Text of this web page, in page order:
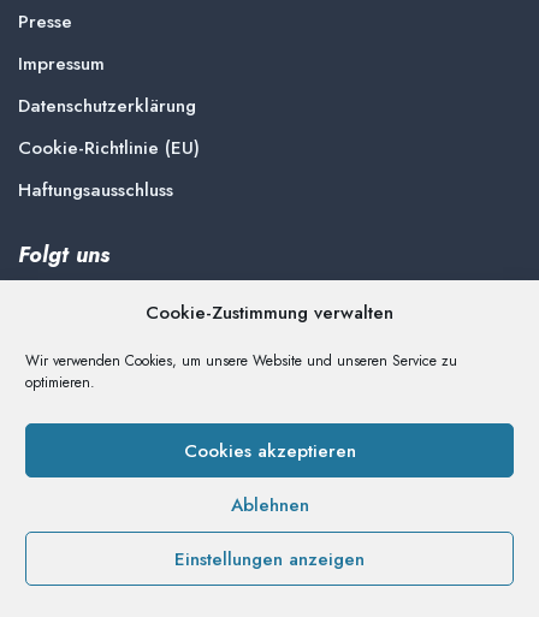
Cookie-Zustimmung verwalten
Wir verwenden Cookies, um unsere Website und unseren Service zu
optimieren.
Cookies akzeptieren
Ablehnen
Einstellungen anzeigen
Presse
Impressum
Datenschutzerklärung
Cookie-Richtlinie (EU)
Haftungsausschluss
Folgt uns
Spenden
Unterstützen Sie die Arbeit der Delmenhorster Liste
Copyright © 2026 Delmenhorster Liste | Proudly powered by:
WordPress | Theme:NewsDot